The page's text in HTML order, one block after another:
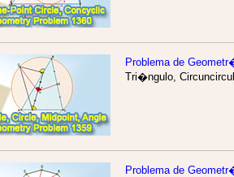
Problema de
Tri�ngulo,
Problema de